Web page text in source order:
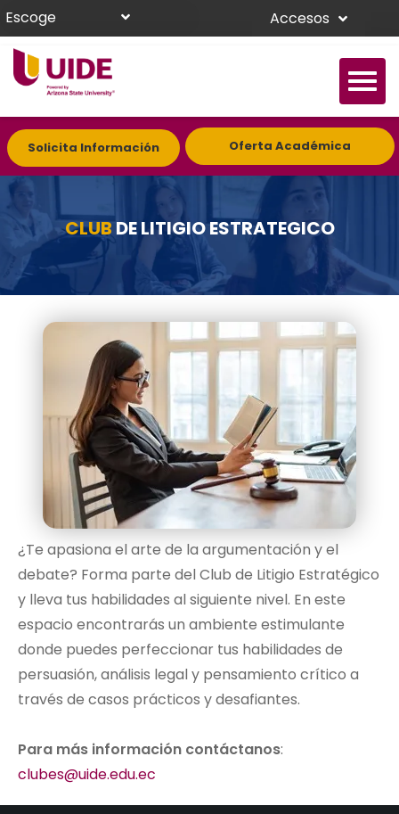
Escoge Accesos
Solicita Información Oferta Académica
CLUBDE LITIGIO ESTRATEGICO
¿Te apasiona el arte de la argumentación y el
debate? Forma parte del Club de Litigio Estratégico
y lleva tus habilidades al siguiente nivel. En este
espacio encontrarás un ambiente estimulante
donde puedes perfeccionar tus habilidades de
persuasión, análisis legal y pensamiento crítico a
través de casos prácticos y desafiantes.
Para más información contáctanos:
clubes@uide.edu.ec